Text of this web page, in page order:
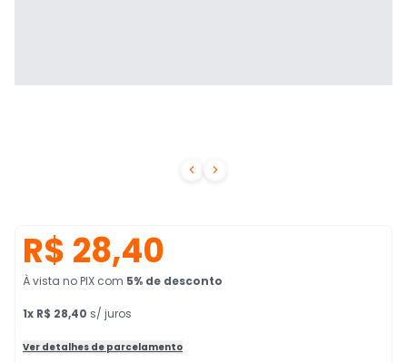
 
R$ 28,40
À vista no PIX com 5% de desconto
1x R$ 28,40 s/ juros
Ver detalhes de parcelamento